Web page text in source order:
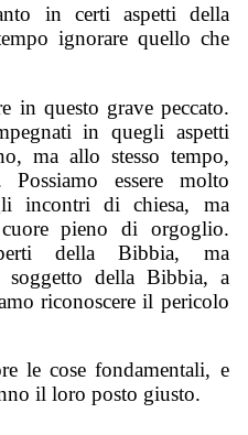
in certi aspetti della
ignorare quello che
in questo grave peccato.
in quegli aspetti
ma allo stesso tempo,
Possiamo essere molto
incontri di chiesa, ma
pieno di orgoglio.
della Bibbia, ma
soggetto della Bibbia, a
riconoscere il pericolo
le cose fondamentali, e
il loro posto giusto.